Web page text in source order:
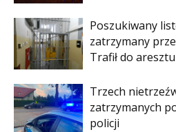
Poszukiwany
zatrzymany
Trafił do aresztu
Trzech
zatrzymanych
policji